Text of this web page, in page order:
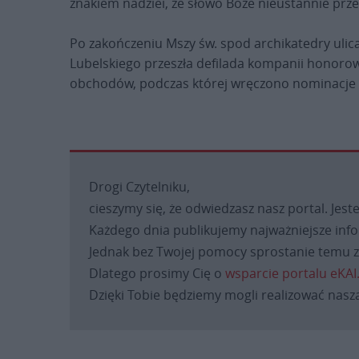
Po zakończeniu Mszy św. spod archikatedry
Lubelskiego przeszła defilada kompanii
obchodów, podczas której wręczono nominacje
Drogi Czytelniku,
cieszymy się, że odwiedzasz nasz portal.
Każdego dnia publikujemy najważniejsze
Jednak bez Twojej pomocy sprostanie temu
Dlatego prosimy Cię o wsparcie portalu
Dzięki Tobie będziemy mogli realizować